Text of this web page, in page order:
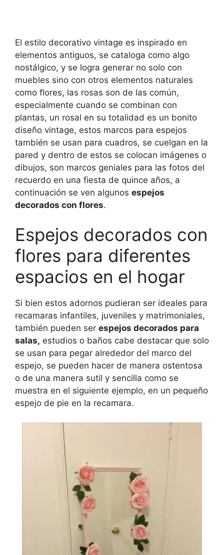
El estilo decorativo vintage es inspirado en
elementos antiguos, se cataloga como algo
nostálgico, y se logra generar no solo con
muebles sino con otros elementos naturales
como flores, las rosas son de las común,
especialmente cuando se combinan con
plantas, un rosal en su totalidad es un bonito
diseño vintage, estos marcos para espejos
también se usan para cuadros, se cuelgan en la
pared y dentro de estos se colocan imágenes o
dibujos, son marcos geniales para las fotos del
recuerdo en una fiesta de quince años, a
continuación se ven algunos espejos
decorados con flores.
Espejos decorados con
flores para diferentes
espacios en el hogar
Si bien estos adornos pudieran ser ideales para
recamaras infantiles, juveniles y matrimoniales,
también pueden ser espejos decorados para
salas, estudios o baños cabe destacar que solo
se usan para pegar alrededor del marco del
espejo, se pueden hacer de manera ostentosa
o de una manera sutil y sencilla como se
muestra en el siguiente ejemplo, en un pequeño
espejo de pie en la recamara.